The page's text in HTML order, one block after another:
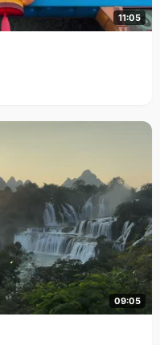
11:05
09:05